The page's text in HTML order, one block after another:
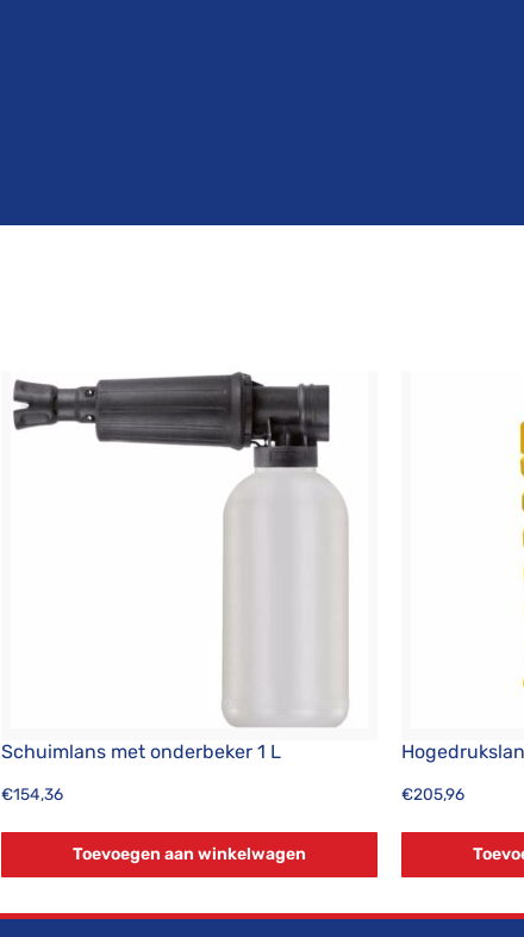
Schuimlans met onderbeker 1 L
€154,36
Toevoegen aan winkelwagen
€205,96